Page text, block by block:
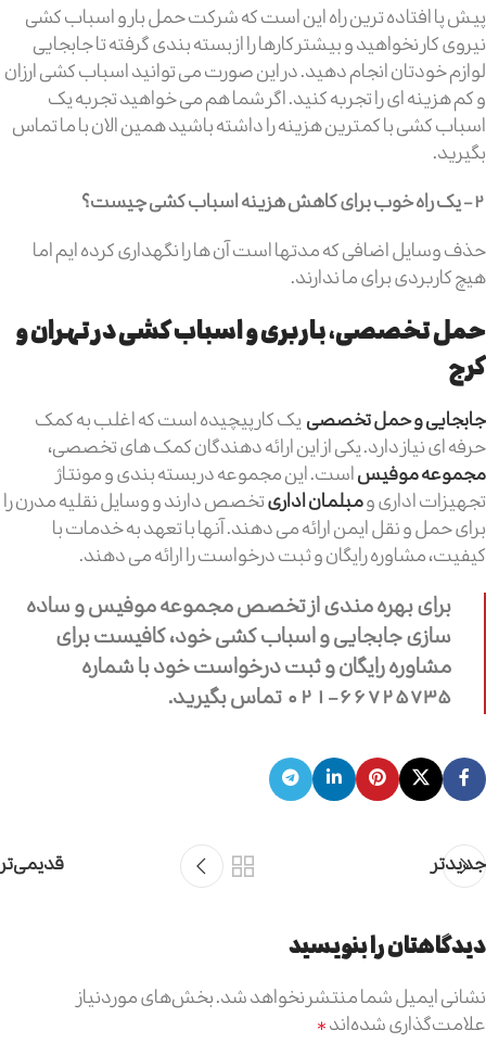
پیش پا افتاده ترین راه این است که شرکت حمل بار و اسباب کشی
نیروی کار نخواهید و بیشتر کارها را از بسته بندی گرفته تا جابجایی
لوازم خودتان انجام دهید. در این صورت می توانید اسباب کشی ارزان
و کم هزینه ای را تجربه کنید. اگر شما هم می خواهید تجربه یک
اسباب کشی با کمترین هزینه را داشته باشید همین الان با ما تماس
بگیرید.
2- یک راه خوب برای کاهش هزینه اسباب کشی چیست؟
حذف وسایل اضافی که مدتها است آن ها را نگهداری کرده ایم اما
هیچ کاربردی برای ما ندارند.
حمل تخصصی، باربری و اسباب کشی در تهران و
کرج
جابجایی و حمل تخصصییک کار پیچیده است که اغلب به کمک
حرفه ای نیاز دارد. یکی از این ارائه دهندگان کمک های تخصصی،
مجموعه موفیساست. این مجموعه در بسته بندی و مونتاژ
تجهیزات اداری ومبلمان اداریتخصص دارند و وسایل نقلیه مدرن را
برای حمل و نقل ایمن ارائه می دهند. آنها با تعهد به خدمات با
کیفیت، مشاوره رایگان و ثبت درخواست را ارائه می دهند.
برای بهره مندی از تخصص مجموعه موفیس و ساده
سازی جابجایی و اسباب کشی خود، کافیست برای
مشاوره رایگان و ثبت درخواست خود با شماره
66725735-021 تماس بگیرید.
جدیدتر قدیمی‌تر
دیدگاهتان را بنویسید
نشانی ایمیل شما منتشر نخواهد شد.بخش‌های موردنیاز
علامت‌گذاری شده‌اند*